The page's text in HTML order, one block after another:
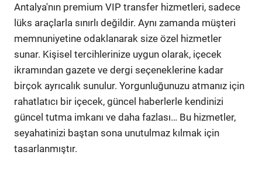
Antalya'nın premium VIP transfer hizmetleri, sadece
lüks araçlarla sınırlı değildir. Aynı zamanda müşteri
memnuniyetine odaklanarak size özel hizmetler
sunar. Kişisel tercihlerinize uygun olarak, içecek
ikramından gazete ve dergi seçeneklerine kadar
birçok ayrıcalık sunulur. Yorgunluğunuzu atmanız için
rahatlatıcı bir içecek, güncel haberlerle kendinizi
güncel tutma imkanı ve daha fazlası… Bu hizmetler,
seyahatinizi baştan sona unutulmaz kılmak için
tasarlanmıştır.